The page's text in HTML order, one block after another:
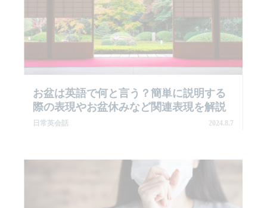
お盆は英語で何と言う？簡単に説明する
際の表現やお盆休みなど関連表現を解説
日常英会話 2024.8.7